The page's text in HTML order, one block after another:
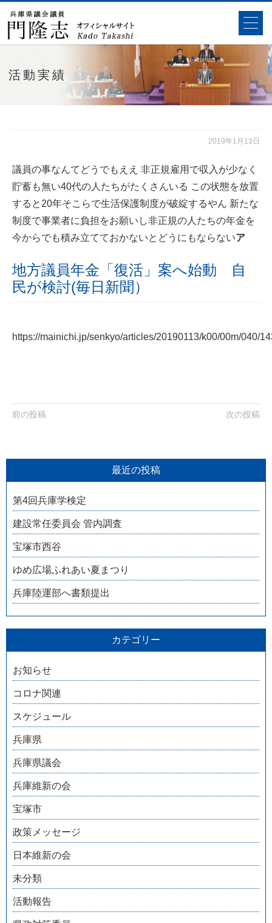
活動実績
2019年1月13日
議員の事なんてどうでもええ 非正規雇用で収入が少なく
貯蓄も無い40代の人たちがたくさんいる この状態を放置
すると20年そこらで生活保護制度が破綻するやん 新たな
制度で事業者に負担をお願いし非正規の人たちの年金を
今からでも積み立てておかないとどうにもならないア
地方議員年金「復活」案へ始動 自
民が検討(毎日新聞）
https://mainichi.jp/senkyo/articles/20190113/k00/00m/040/
前の投稿 次の投稿
最近の投稿
第4回兵庫学検定
建設常任委員会 管内調査
宝塚市西谷
ゆめ広場ふれあい夏まつり
兵庫陸運部へ書類提出
カテゴリー
お知らせ
コロナ関連
スケジュール
兵庫県
兵庫県議会
兵庫維新の会
宝塚市
政策メッセージ
日本維新の会
未分類
活動報告